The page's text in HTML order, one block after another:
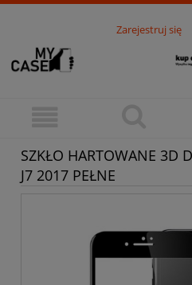
Zarejestruj się
SZKŁO HARTOWANE 3D
J7 2017 PEŁNE